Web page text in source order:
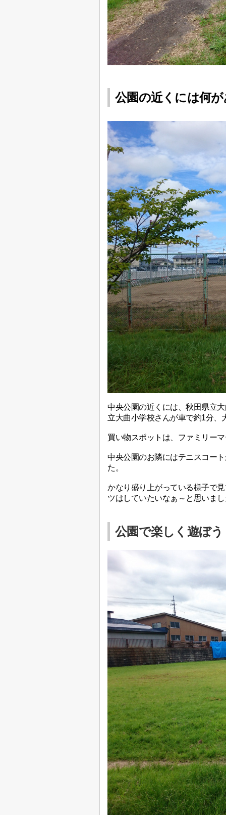
公園の近くには何
中央公園の近くには、秋田県立
立大曲小学校さんが車で約1分、
買い物スポットは、ファミリー
中央公園のお隣にはテニスコー
た。
かなり盛り上がっている様子で
ツはしていたいなぁ～と思いま
公園で楽しく遊ぼう